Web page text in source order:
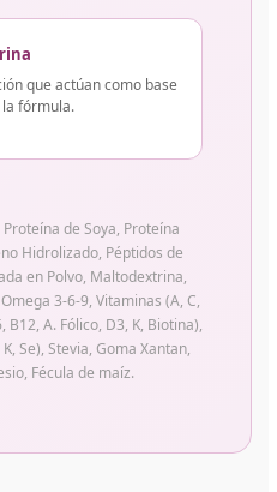
que actúan como base
fórmula.
de Soya, Proteína
Hidrolizado, Péptidos de
en Polvo, Maltodextrina,
3-6-9, Vitaminas (A, C,
B12, A. Fólico, D3, K, Biotina),
Se), Stevia, Goma Xantan,
Fécula de maíz.